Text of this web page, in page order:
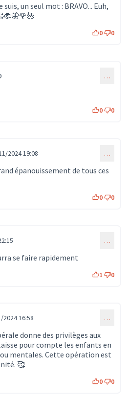
un seul mot : BRAVO... Euh,
0 0
…
0 0
2024 19:08 …
épanouissement de tous ces
0 0
…
se faire rapidement
1 0
2024 16:58 …
donne des privilèges aux
pour compte les enfants en
mentales. Cette opération est
🥰
0 0